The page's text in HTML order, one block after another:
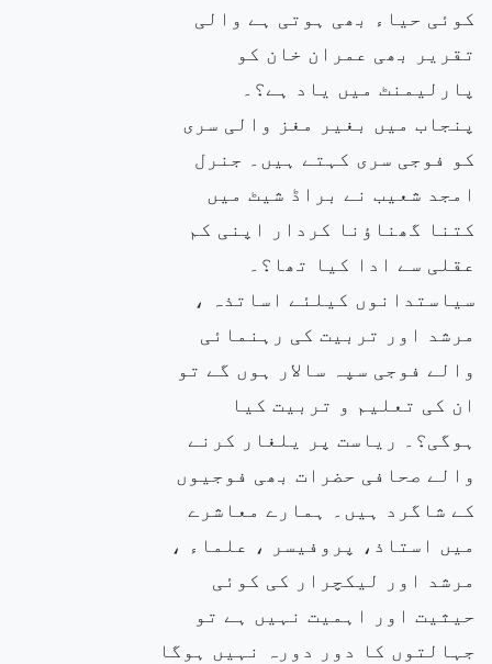
کوئی حیاء بھی ہوتی ہے والی
تقریر بھی عمران خان کو
پارلیمنٹ میں یاد ہے؟۔
پنجاب میں بغیر مغز والی سری
کو فوجی سری کہتے ہیں۔ جنرل
امجد شعیب نے براڈ شیٹ میں
کتنا گھناؤنا کردار اپنی کم
عقلی سے ادا کیا تھا؟۔
سیاستدانوں کیلئے اساتذہ ،
مرشد اور تربیت کی رہنمائی
والے فوجی سپہ سالار ہوں گے تو
ان کی تعلیم و تربیت کیا
ہوگی؟۔ ریاست پر یلغار کرنے
والے صحافی حضرات بھی فوجیوں
کے شاگرد ہیں۔ ہمارے معاشرے
میں استاذ، پروفیسر ، علماء ،
مرشد اور لیکچرار کی کوئی
حیثیت اور اہمیت نہیں ہے تو
جہالتوں کا دور دورہ نہیں ہوگا